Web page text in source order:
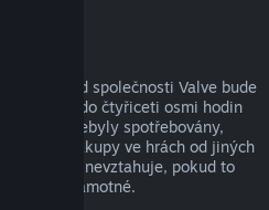
ve hře od společnosti Valve bude
odeslána do čtyřiceti osmi hodin
nákupu nebyly spotřebovány,
Na nákupy ve hrách od jiných
možnost nevztahuje, pokud to
hry samotné.